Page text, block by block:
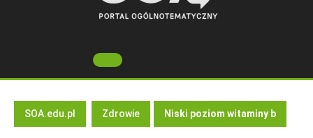
Open
Button
SOA.edu.pl Zdrowie Niski poziom witaminy b